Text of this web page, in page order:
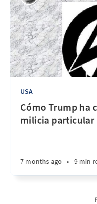
USA
Cómo Trump ha
milicia particular
7 months ago • 9 min